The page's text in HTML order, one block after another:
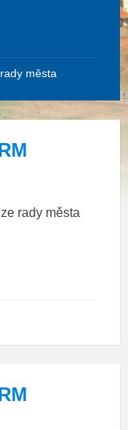
města
rady města